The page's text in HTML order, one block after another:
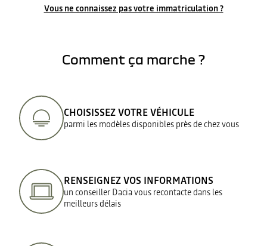
Vous ne connaissez pas votre immatriculation ?
Comment ça marche ?
CHOISISSEZ VOTRE VÉHICULE
parmi les modèles disponibles près de chez vous
RENSEIGNEZ VOS INFORMATIONS
un conseiller Dacia vous recontacte dans les
meilleurs délais